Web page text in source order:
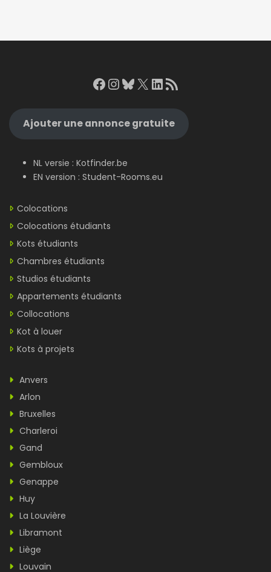
Facebook
Instagram
Bluesky
X LinkedIn
RSS Feed
Ajouter une annonce gratuite
NL versie : Kotfinder.be
EN version : Student-Rooms.eu
Colocations
Colocations étudiants
Kots étudiants
Chambres étudiants
Studios étudiants
Appartements étudiants
Collocations
Kot à louer
Kots à projets
Anvers
Arlon
Bruxelles
Charleroi
Gand
Gembloux
Genappe
Huy
La Louvière
Libramont
Liège
Louvain